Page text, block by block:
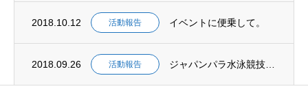
2018.10.12 活動報告 イベントに便乗して。
2018.09.26 活動報告